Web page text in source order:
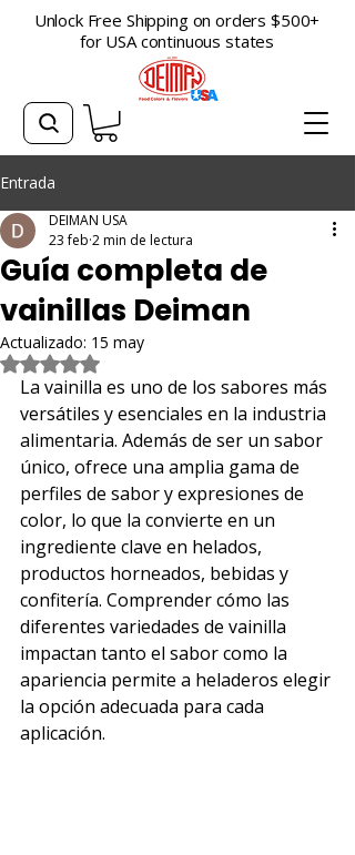
Unlock Free Shipping on orders $500+
for USA continuous states
Entrada
Guía completa de
vainillas Deiman
DEIMAN USA
23 feb 2 min de lectura
Actualizado: 15 may
Obtuvo NaN de 5 estrellas.
La vainilla es uno de los sabores más
versátiles y esenciales en la industria
alimentaria. Además de ser un sabor
único, ofrece una amplia gama de
perfiles de sabor y expresiones de
color, lo que la convierte en un
ingrediente clave en helados,
productos horneados, bebidas y
confitería. Comprender cómo las
diferentes variedades de vainilla
impactan tanto el sabor como la
apariencia permite a heladeros elegir
la opción adecuada para cada
aplicación.